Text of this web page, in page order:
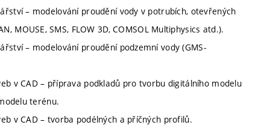
– modelování proudění vody v potrubích, otevřených
MOUSE, SMS, FLOW 3D, COMSOL Multiphysics atd.).
– modelování proudění podzemní vody (GMS-
v CAD – příprava podkladů pro tvorbu digitálního modelu
terénu.
v CAD – tvorba podélných a příčných profilů.